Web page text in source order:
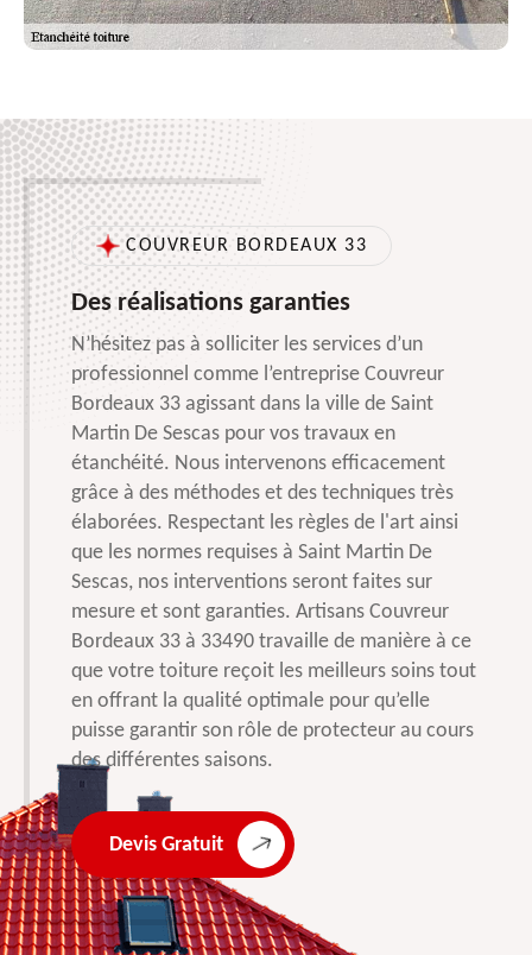
COUVREUR BORDEAUX 33
Des réalisations garanties
N’hésitez pas à solliciter les services d’un
professionnel comme l’entreprise Couvreur
Bordeaux 33 agissant dans la ville de Saint
Martin De Sescas pour vos travaux en
étanchéité. Nous intervenons efficacement
grâce à des méthodes et des techniques très
élaborées. Respectant les règles de l'art ainsi
que les normes requises à Saint Martin De
Sescas, nos interventions seront faites sur
mesure et sont garanties. Artisans Couvreur
Bordeaux 33 à 33490 travaille de manière à ce
que votre toiture reçoit les meilleurs soins tout
en offrant la qualité optimale pour qu’elle
puisse garantir son rôle de protecteur au cours
des différentes saisons.
Devis Gratuit